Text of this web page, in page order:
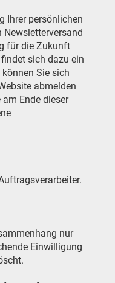
Ihrer persönlichen
Newsletterversand
für die Zukunft
sich dazu ein
Sie sich
abmelden
Ende dieser
nur
Einwilligung